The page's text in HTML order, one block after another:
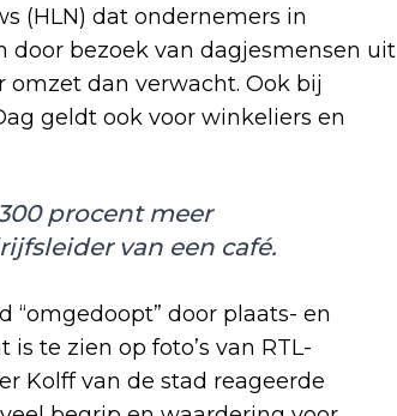
(HLN) dat ondernemers in
bezoek van dagjesmensen uit
omzet dan verwacht. Ook bij
geldt ook voor winkeliers en
procent meer
van een café.
door plaats- en
te zien op foto’s van RTL-
Kolff van de stad reageerde